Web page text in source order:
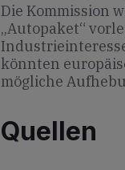
Die Kommission
„Autopaket“
könnten
mögliche
Quellen